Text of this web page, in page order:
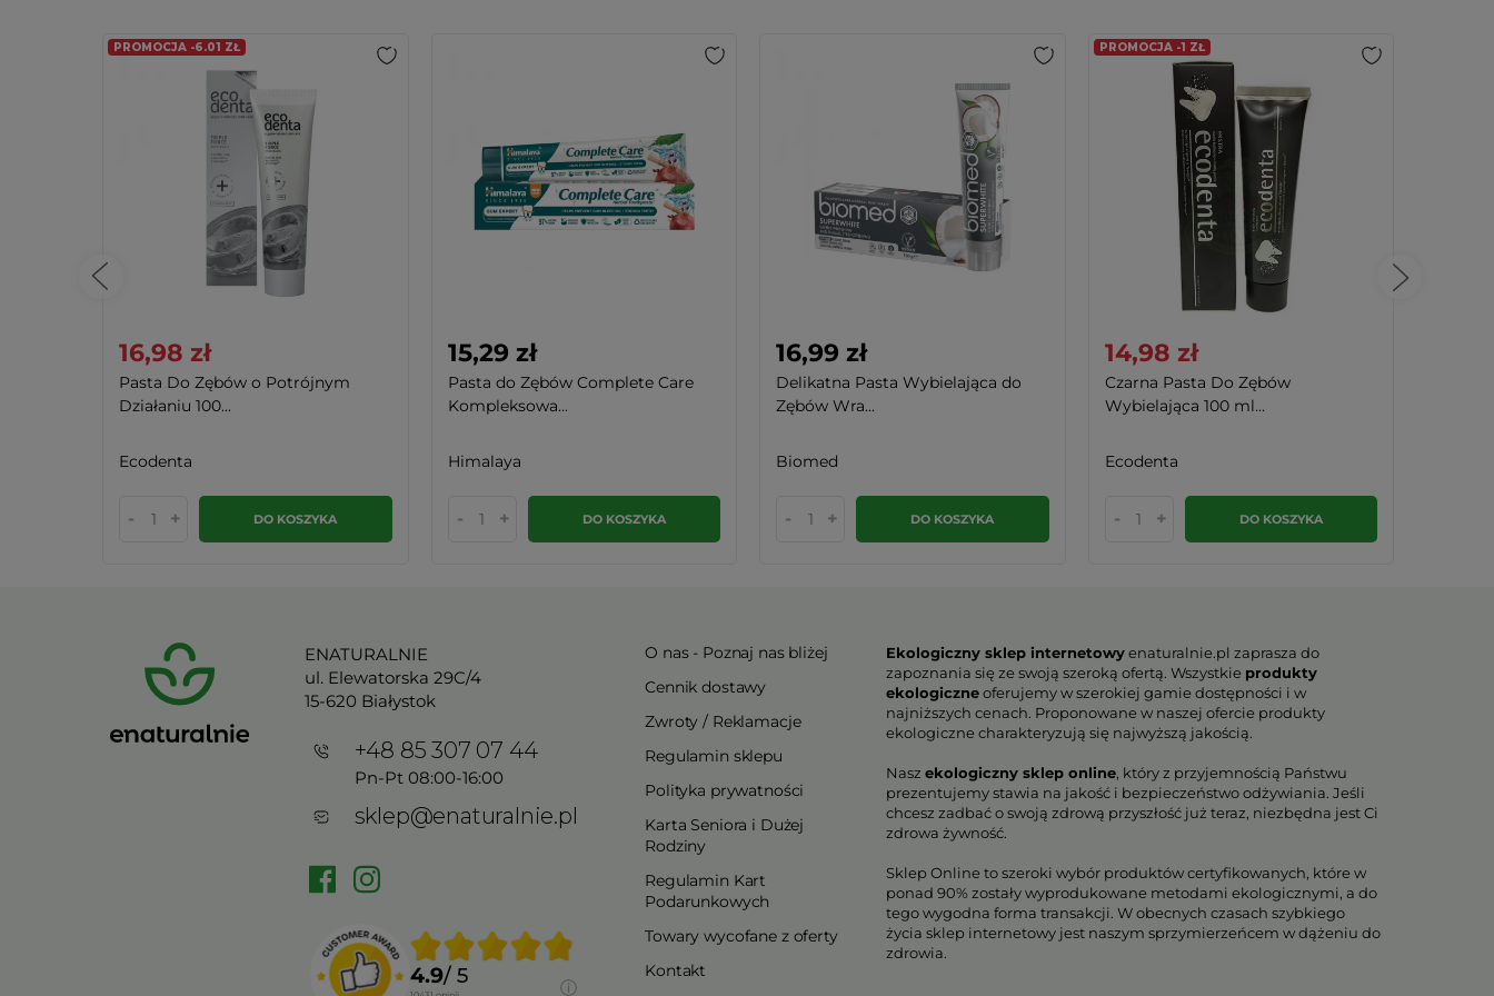
PROMOCJA -6.01 ZŁ
16,98 zł
Pasta Do Zębów o Potrójnym
Działaniu 100...
Ecodenta
- + DO KOSZYKA
15,29 zł
Pasta do Zębów Complete Care
Kompleksowa...
Himalaya
- + DO KOSZYKA
16,99 zł
Delikatna Pasta Wybielająca do
Zębów Wra...
Biomed
- + DO KOSZYKA
PROMOCJA -1 ZŁ
14,98 zł
Czarna Pasta Do Zębów
Wybielająca 100 ml...
Ecodenta
- + DO KOSZYKA
ENATURALNIE
ul. Elewatorska 29C/4
15-620 Białystok
+48 85 307 07 44
Pn-Pt 08:00-16:00
sklep@enaturalnie.pl
4.9/ 5
O nas - Poznaj nas bliżej
Cennik dostawy
Zwroty / Reklamacje
Regulamin sklepu
Polityka prywatności
Karta Seniora i Dużej
Rodziny
Regulamin Kart
Podarunkowych
Towary wycofane z oferty
Kontakt
Ekologiczny sklep internetowyenaturalnie.pl zaprasza do
zapoznania się ze swoją szeroką ofertą. Wszystkie produkty
ekologiczneoferujemy w szerokiej gamie dostępności i w
najniższych cenach. Proponowane w naszej ofercie produkty
ekologiczne charakteryzują się najwyższą jakością.
Naszekologiczny sklep online, który z przyjemnością Państwu
prezentujemy stawia na jakość i bezpieczeństwo odżywiania. Jeśli
chcesz zadbać o swoją zdrową przyszłość już teraz, niezbędna jest Ci
zdrowa żywność.
Sklep Online to szeroki wybór produktów certyfikowanych, które w
ponad 90% zostały wyprodukowane metodami ekologicznymi, a do
tego wygodna forma transakcji. W obecnych czasach szybkiego
życia sklep internetowy jest naszym sprzymierzeńcem w dążeniu do
zdrowia.